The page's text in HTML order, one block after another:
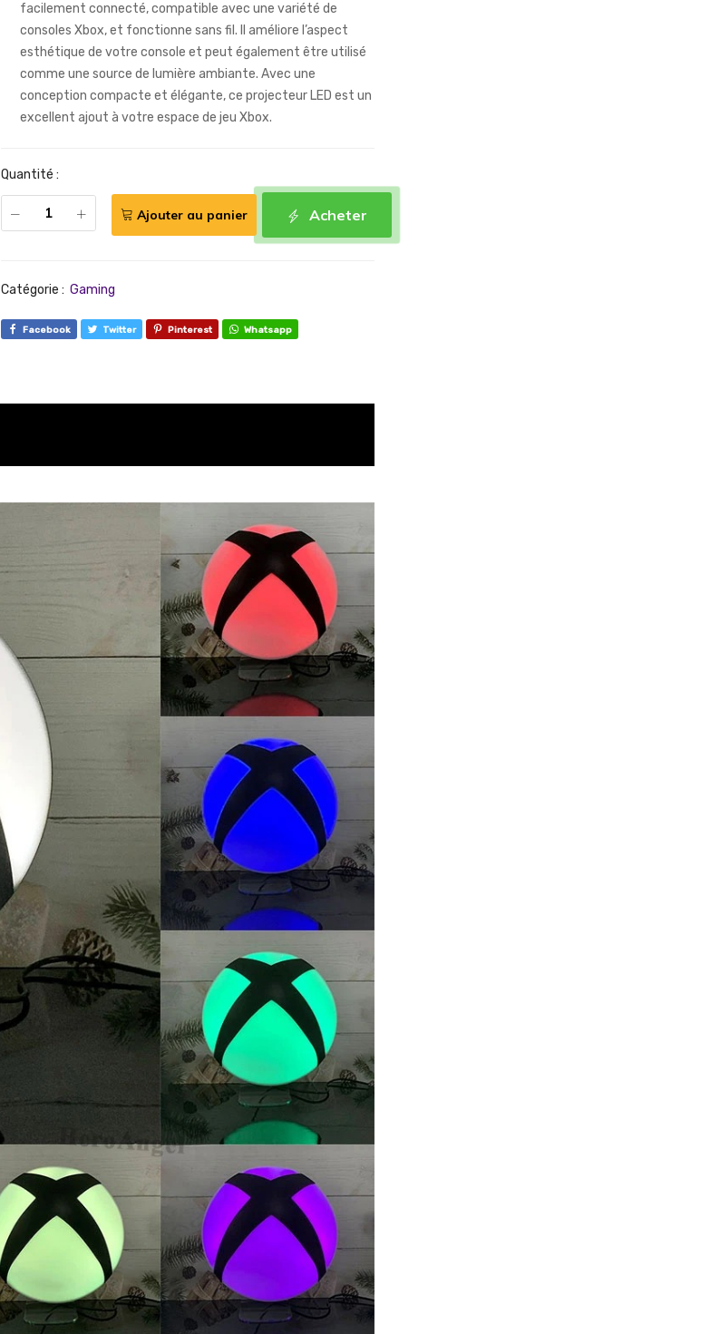
facilement connecté, compatible avec une variété de
consoles Xbox, et fonctionne sans fil. Il améliore l’aspect
esthétique de votre console et peut également être utilisé
comme une source de lumière ambiante. Avec une
conception compacte et élégante, ce projecteur LED est un
excellent ajout à votre espace de jeu Xbox.
Quantité :
Acheter
Ajouter au panier
Catégorie : Gaming
Facebook Twitter Pinterest Whatsapp